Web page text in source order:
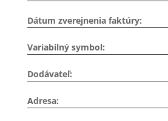
Dátum zverejnenia faktúry:
Variabilný symbol:
Dodávateľ:
Adresa: